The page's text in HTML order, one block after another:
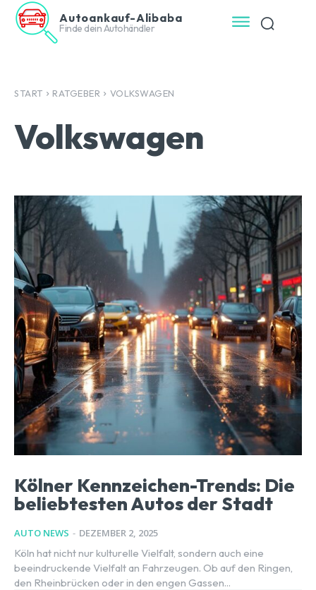
Autoankauf-Alibaba
Finde dein Autohändler
START RATGEBER VOLKSWAGEN
Volkswagen
Kölner Kennzeichen-Trends: Die
beliebtesten Autos der Stadt
AUTO NEWS - DEZEMBER 2, 2025
Köln hat nicht nur kulturelle Vielfalt, sondern auch eine
beeindruckende Vielfalt an Fahrzeugen. Ob auf den Ringen,
den Rheinbrücken oder in den engen Gassen...